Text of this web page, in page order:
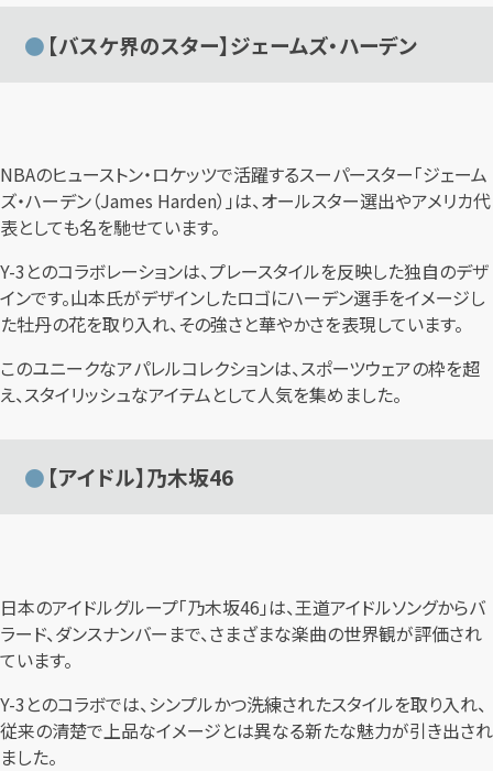
【バスケ界のスター】ジェームズ・ハーデン
NBAのヒューストン・ロケッツで活躍するスーパースター「ジェーム
ズ・ハーデン（James Harden）」は、オールスター選出やアメリカ代
表としても名を馳せています。
Y-3とのコラボレーションは、プレースタイルを反映した独自のデザ
インです。山本氏がデザインしたロゴにハーデン選手をイメージし
た牡丹の花を取り入れ、その強さと華やかさを表現しています。
このユニークなアパレルコレクションは、スポーツウェアの枠を超
え、スタイリッシュなアイテムとして人気を集めました。
【アイドル】乃木坂46
日本のアイドルグループ「乃木坂46」は、王道アイドルソングからバ
ラード、ダンスナンバーまで、さまざまな楽曲の世界観が評価され
ています。
Y-3とのコラボでは、シンプルかつ洗練されたスタイルを取り入れ、
従来の清楚で上品なイメージとは異なる新たな魅力が引き出され
ました。